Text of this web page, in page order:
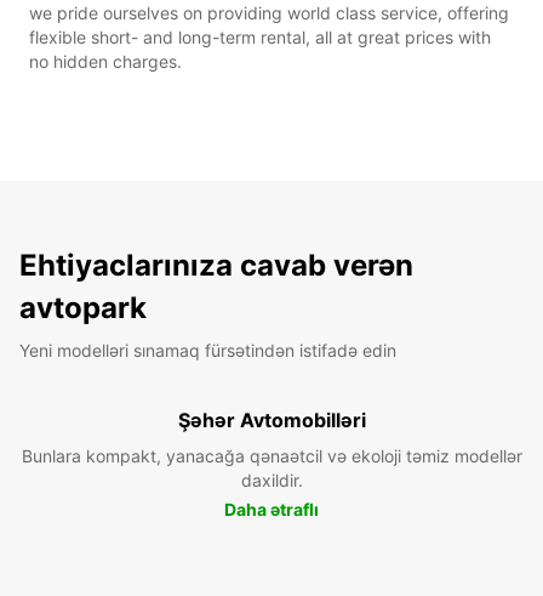
we pride ourselves on providing world class service, offering
flexible short- and long-term rental, all at great prices with
no hidden charges.
Ehtiyaclarınıza cavab verən
avtopark
Yeni modelləri sınamaq fürsətindən istifadə edin
Şəhər Avtomobilləri
Bunlara kompakt, yanacağa qənaətcil və ekoloji təmiz modellər
daxildir.
Daha ətraflı